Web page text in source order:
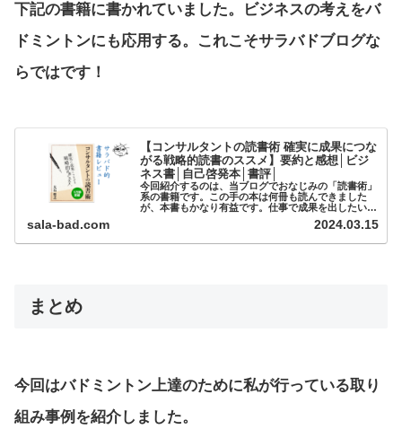
下記の書籍に書かれていました。ビジネスの考えをバ
ドミントンにも応用する。これこそサラバドブログな
らではです！
【コンサルタントの読書術 確実に成果につな
がる戦略的読書のススメ】要約と感想│ビジ
ネス書│自己啓発本│書評│
今回紹介するのは、当ブログでおなじみの「読書術」
系の書籍です。この手の本は何冊も読んできました
が、本書もかなり有益です。仕事で成果を出したい人
にとっては超おすすめです。内容をかいつまんで本書
sala-bad.com 2024.03.15
まとめ
今回はバドミントン上達のために私が行っている取り
組み事例を紹介しました。